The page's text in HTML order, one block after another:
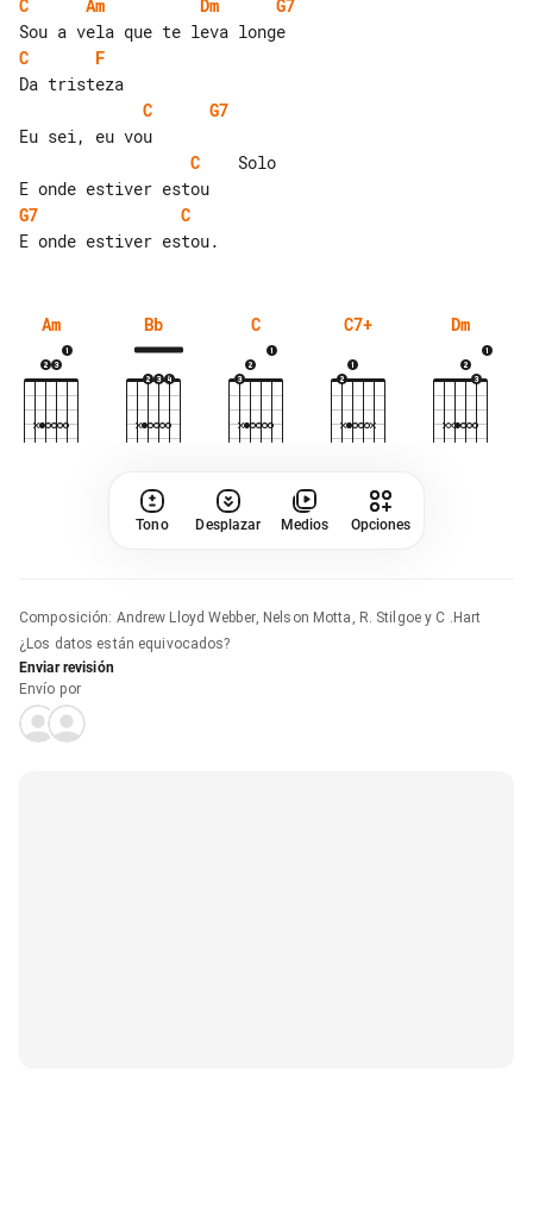
C Am Dm
G7
C
F
C
G7
C
    Solo
G7
C
Am Bb C C7+ Dm
Tono Desplazar Medios Opciones
Composición: Andrew Lloyd Webber, Nelson Motta, R. Stilgoe y C .Hart
¿Los datos están equivocados?
Enviar revisión
Envío por